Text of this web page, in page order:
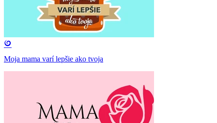
Moja mama varí lepšie ako tvoja